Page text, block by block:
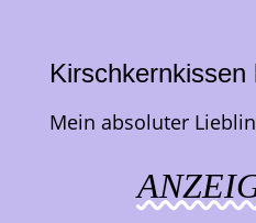
Kirschkernkissen
Mein absoluter